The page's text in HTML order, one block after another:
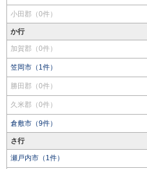
小田郡（0件）
か行
加賀郡（0件）
笠岡市（1件）
勝田郡（0件）
久米郡（0件）
倉敷市（9件）
さ行
瀬戸内市（1件）